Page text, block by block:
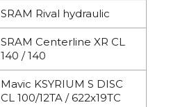
SRAM Rival hydraulic
SRAM Centerline XR CL
140 / 140
Mavic KSYRIUM S DISC
CL 100/12TA / 622x19TC